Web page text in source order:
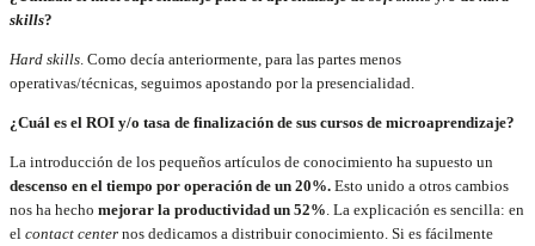
skills?
Hard skills . Como decía anteriormente, para las partes menos
operativas/técnicas, seguimos apostando por la presencialidad.
¿Cuál es el ROI y/o tasa de finalización de sus cursos de microaprendizaje?
La introducción de los pequeños artículos de conocimiento ha supuesto un
descenso en el tiempo por operación de un 20%. Esto unido a otros cambios
nos ha hecho mejorar la productividad un 52% . La explicación es sencilla: en
el contact center nos dedicamos a distribuir conocimiento. Si es fácilmente